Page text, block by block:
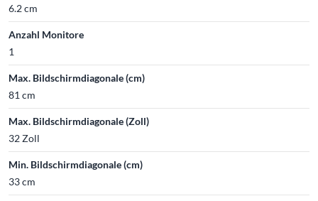
6.2 cm
Anzahl Monitore
1
Max. Bildschirmdiagonale (cm)
81 cm
Max. Bildschirmdiagonale (Zoll)
32 Zoll
Min. Bildschirmdiagonale (cm)
33 cm